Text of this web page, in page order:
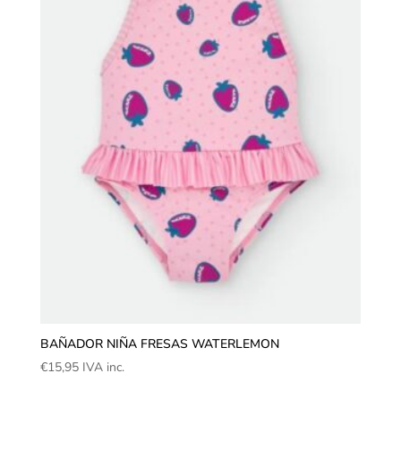
BAÑADOR NIÑA FRESAS WATERLEMON
€15,95 IVA inc.